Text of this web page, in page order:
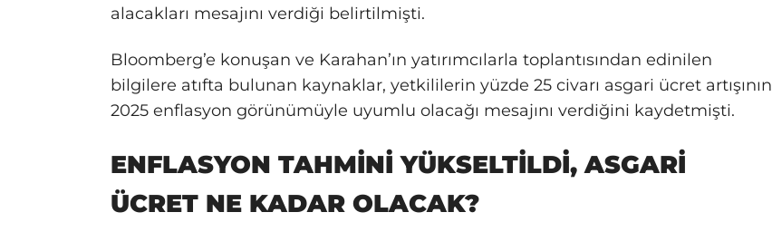
alacakları mesajını verdiği belirtilmişti.
Bloomberg’e konuşan ve Karahan’ın yatırımcılarla toplantısından edinilen
bilgilere atıfta bulunan kaynaklar, yetkililerin yüzde 25 civarı asgari ücret artışının
2025 enflasyon görünümüyle uyumlu olacağı mesajını verdiğini kaydetmişti.
ENFLASYON TAHMİNİ YÜKSELTİLDİ, ASGARİ
ÜCRET NE KADAR OLACAK?